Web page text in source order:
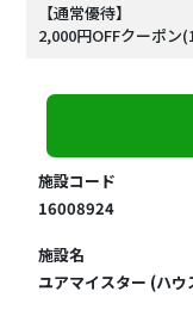
【通常優待】
2,000円OFFクーポン
施設コード
16008924
施設名
ユアマイスター (ハ